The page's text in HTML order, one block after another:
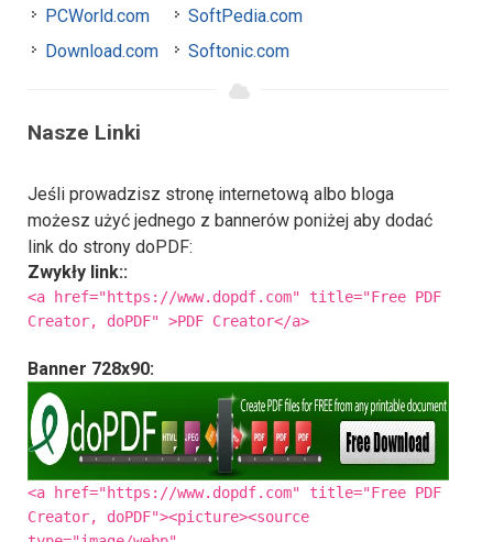
PCWorld.com
Download.com
SoftPedia.com
Softonic.com
Nasze Linki
Jeśli prowadzisz stronę internetową albo bloga
możesz użyć jednego z bannerów poniżej aby dodać
link do strony doPDF:
Zwykły link::
<a href="https://www.dopdf.com" title="Free PDF
Creator, doPDF" >PDF Creator</a>
Banner 728x90:
<a href="https://www.dopdf.com" title="Free PDF
Creator, doPDF"><picture><source